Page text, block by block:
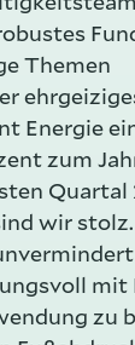
Themen
Energie
zum
Quartal
wir
mit
zu